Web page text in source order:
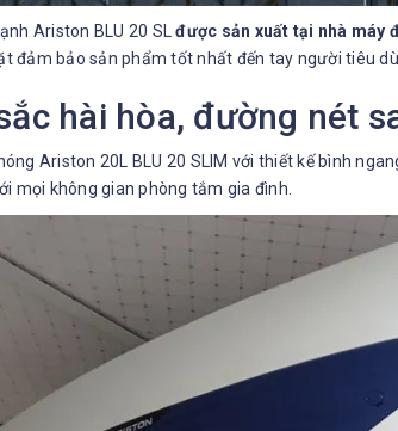
Ariston BLU 20 SLđược sản xuất tại nhà máy
đảm bảo sản phẩm tốt nhất đến tay người tiêu
hài hòa, đường nét
Ariston 20L BLU 20 SLIM với thiết kế bình
mọi không gian phòng tắm gia đình.